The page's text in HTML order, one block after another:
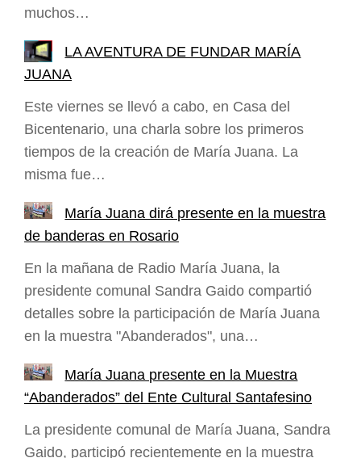
muchos…
LA AVENTURA DE FUNDAR MARÍA
JUANA
Este viernes se llevó a cabo, en Casa del
Bicentenario, una charla sobre los primeros
tiempos de la creación de María Juana. La
misma fue…
María Juana dirá presente en la muestra
de banderas en Rosario
En la mañana de Radio María Juana, la
presidente comunal Sandra Gaido compartió
detalles sobre la participación de María Juana
en la muestra "Abanderados", una…
María Juana presente en la Muestra
“Abanderados” del Ente Cultural Santafesino
La presidente comunal de María Juana, Sandra
Gaido, participó recientemente en la muestra